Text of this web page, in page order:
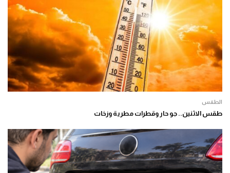
الطقس
طقس الاثنين.. جو حار وقطرات مطرية وزخات